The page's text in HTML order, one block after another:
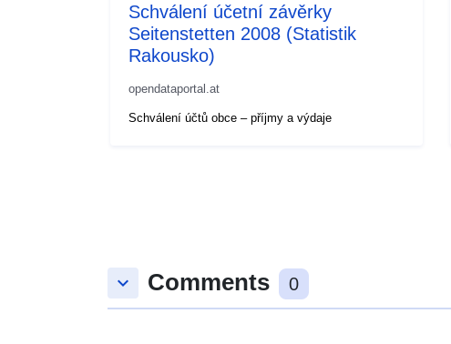
Schválení účetní závěrky
Seitenstetten 2008 (Statistik
Rakousko)
opendataportal.at
Schválení účtů obce – příjmy a výdaje
keyboard_arrow_down Comments 0